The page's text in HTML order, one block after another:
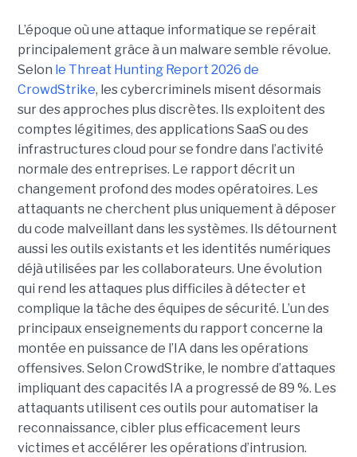
L’époque où une attaque informatique se repérait
principalement grâce à un malware semble révolue.
Selon le Threat Hunting Report 2026 de
CrowdStrike, les cybercriminels misent désormais
sur des approches plus discrètes. Ils exploitent des
comptes légitimes, des applications SaaS ou des
infrastructures cloud pour se fondre dans l’activité
normale des entreprises. Le rapport décrit un
changement profond des modes opératoires. Les
attaquants ne cherchent plus uniquement à déposer
du code malveillant dans les systèmes. Ils détournent
aussi les outils existants et les identités numériques
déjà utilisées par les collaborateurs. Une évolution
qui rend les attaques plus difficiles à détecter et
complique la tâche des équipes de sécurité. L’un des
principaux enseignements du rapport concerne la
montée en puissance de l’IA dans les opérations
offensives. Selon CrowdStrike, le nombre d’attaques
impliquant des capacités IA a progressé de 89 %. Les
attaquants utilisent ces outils pour automatiser la
reconnaissance, cibler plus efficacement leurs
victimes et accélérer les opérations d’intrusion.